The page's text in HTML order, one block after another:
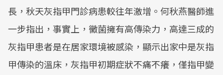
長，秋天灰指甲門診病患較往年激增。何秋燕醫師進
一步指出，事實上，黴菌擁有高傳染力，高達三成的
灰指甲患者是在居家環境被感染，顯示出家中是灰指
甲傳染的溫床，灰指甲初期症狀不痛不癢，僅指甲變